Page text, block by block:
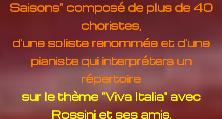
Saisons" composé de plus de 40
choristes,
d'une soliste renommée et d'une
pianiste qui interprétera un
répertoire
sur le thème "Viva Italia" avec
Rossini et ses amis.